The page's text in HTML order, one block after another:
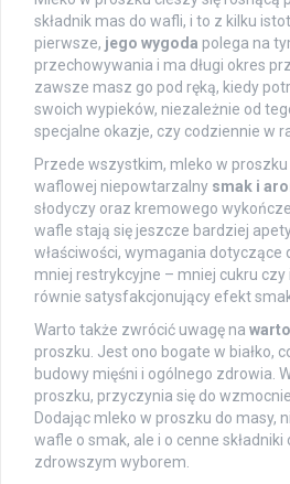
składnik mas do wafli, i to z kilku
pierwsze, jego wygoda polega na
przechowywania i ma długi okres
zawsze masz go pod ręką, kiedy
swoich wypieków, niezależnie od
specjalne okazje, czy codziennie w
Przede wszystkim, mleko w
waflowej niepowtarzalny smak i
słodyczy oraz kremowego
wafle stają się jeszcze bardziej
właściwości, wymagania dotyczące
mniej restrykcyjne – mniej cukru czy
równie satysfakcjonujący efekt
Warto także zwrócić uwagę na
proszku. Jest ono bogate w białko,
budowy mięśni i ogólnego zdrowia.
proszku, przyczynia się do
Dodając mleko w proszku do masy,
wafle o smak, ale i o cenne
zdrowszym wyborem.